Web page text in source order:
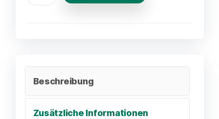
Beschreibung
Zusätzliche Informationen